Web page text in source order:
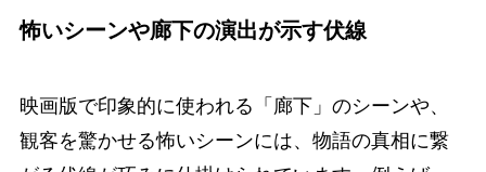
怖いシーンや廊下の演出が示す伏線
映画版で印象的に使われる「廊下」のシーンや、
観客を驚かせる怖いシーンには、物語の真相に繋